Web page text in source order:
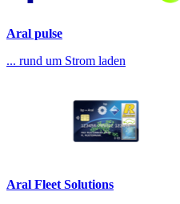
Aral pulse
... rund um Strom laden
Aral Fleet Solutions